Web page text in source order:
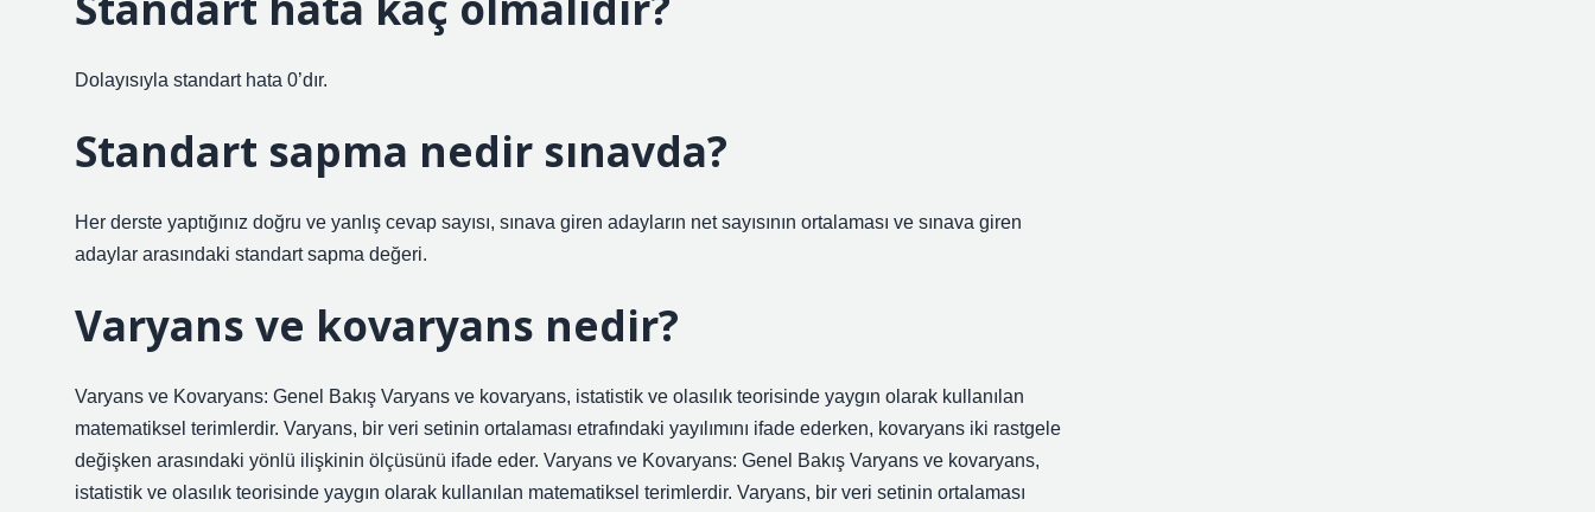
Dolayısıyla standart hata 0’dır.
Standart sapma nedir sınavda?
Her derste yaptığınız doğru ve yanlış cevap sayısı, sınava giren adayların net sayısının ortalaması ve sınava giren
adaylar arasındaki standart sapma değeri.
Varyans ve kovaryans nedir?
Varyans ve Kovaryans: Genel Bakış Varyans ve kovaryans, istatistik ve olasılık teorisinde yaygın olarak kullanılan
matematiksel terimlerdir. Varyans, bir veri setinin ortalaması etrafındaki yayılımını ifade ederken, kovaryans iki rastgele
değişken arasındaki yönlü ilişkinin ölçüsünü ifade eder. Varyans ve Kovaryans: Genel Bakış Varyans ve kovaryans,
istatistik ve olasılık teorisinde yaygın olarak kullanılan matematiksel terimlerdir. Varyans, bir veri setinin ortalaması